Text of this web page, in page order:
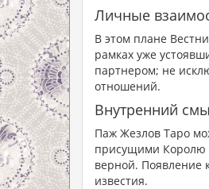
Личные
В этом плане
рамках уже
партнером; не
отношений.
Внутренний
Паж Жезлов Таро
присущими Королю
верной. Появление
известия.